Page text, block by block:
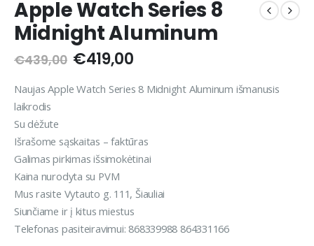
Apple Watch Series 8
Midnight Aluminum
€439,00 Original
price
was:
€419,00Current
is:
Naujas Apple Watch Series 8 Midnight Aluminum išmanusis
laikrodis
Su dėžute
Išrašome sąskaitas – faktūras
Galimas pirkimas išsimokėtinai
Kaina nurodyta su PVM
Mus rasite Vytauto g. 111, Šiauliai
Siunčiame ir į kitus miestus
Telefonas pasiteiravimui: 868339988 864331166